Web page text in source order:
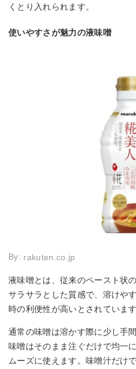
くとり入れられます。
使いやすさが魅力の液味噌
By: rakuten.co.jp
液味噌とは、従来のペースト状
サラサラとした質感で、溶けや
時の利便性が高いとされています
通常の味噌は溶かす際に少し手
味噌はそのまま注ぐだけで均一
ムーズに使えます。味噌汁だけ